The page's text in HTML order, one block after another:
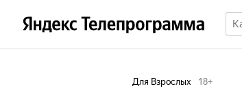
Для Взрослых 18+